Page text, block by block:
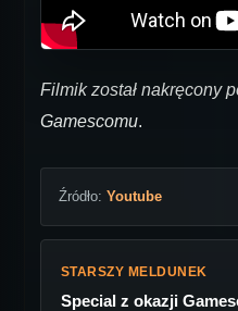
Filmik został nakręcony
Gamescomu.
Źródło: Youtube
STARSZY MELDUNEK
Special z okazji